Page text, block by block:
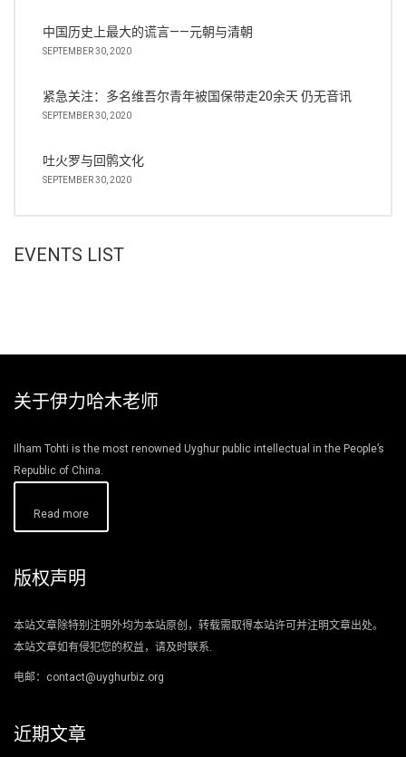
中国历史上最大的谎言——元朝与清朝
SEPTEMBER 30, 2020
紧急关注：多名维吾尔青年被国保带走20余天 仍无音讯
SEPTEMBER 30, 2020
吐火罗与回鹘文化
SEPTEMBER 30, 2020
EVENTS LIST
关于伊力哈木老师
Ilham Tohti is the most renowned Uyghur public intellectual in the People’s
Republic of China.
Read more
版权声明
本站文章除特别注明外均为本站原创，转载需取得本站许可并注明文章出处。
本站文章如有侵犯您的权益，请及时联系.
电邮：contact@uyghurbiz.org
近期文章